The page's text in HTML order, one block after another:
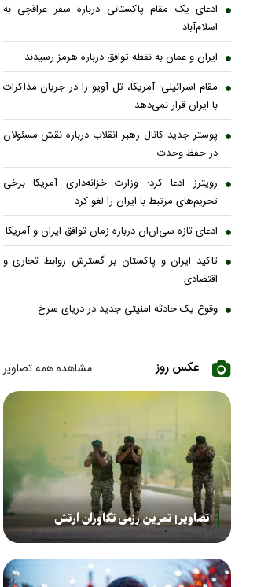
ادعای یک مقام پاکستانی درباره سفر عراقچی به
اسلام‌آباد
ایران و عمان به نقطه توافق درباره هرمز رسیدند
مقام اسرائیلی: آمریکا، تل آویو را در جریان مذاکرات
با ایران قرار نمی‌دهد
پوستر جدید کانال رهبر انقلاب درباره نقش مسئولان
در حفظ وحدت
رویترز ادعا کرد: وزارت خزانه‌داری آمریکا برخی
تحریم‌های مرتبط با ایران را لغو کرد
ادعای تازه سی‌ان‌ان درباره زمان توافق ایران و آمریکا
تاکید ایران و پاکستان بر گسترش روابط تجاری و
اقتصادی
وقوع یک حادثه امنیتی جدید در دریای سرخ
عکس روز مشاهده همه تصاویر
تصاویر| تمرین رزمی تکاوران ارتش